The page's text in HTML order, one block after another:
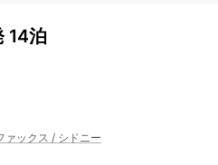
14泊
ァックス / シドニー